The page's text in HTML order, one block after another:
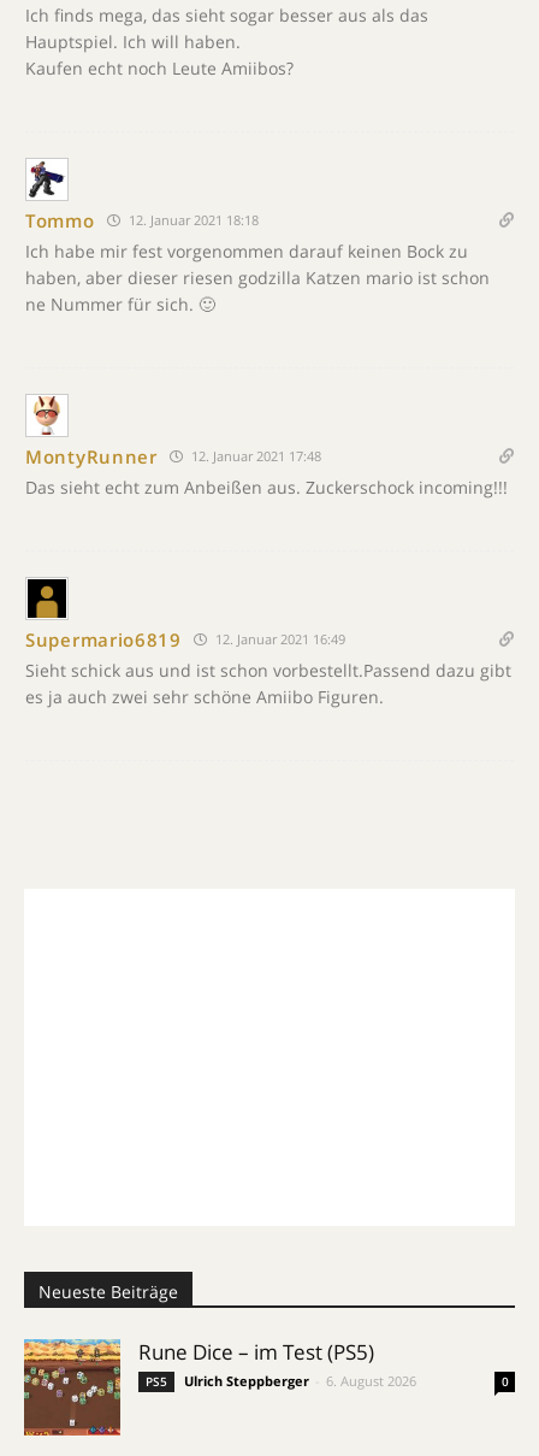
Ich finds mega, das sieht sogar besser aus als das
Hauptspiel. Ich will haben.
Kaufen echt noch Leute Amiibos?
Tommo 12. Januar 2021 18:18
Ich habe mir fest vorgenommen darauf keinen Bock zu
haben, aber dieser riesen godzilla Katzen mario ist schon
ne Nummer für sich. 🙂
MontyRunner 12. Januar 2021 17:48
Das sieht echt zum Anbeißen aus. Zuckerschock incoming!!!
Supermario6819 12. Januar 2021 16:49
Sieht schick aus und ist schon vorbestellt.Passend dazu gibt
es ja auch zwei sehr schöne Amiibo Figuren.
Neueste Beiträge
Rune Dice – im Test (PS5)
PS5 Ulrich Steppberger 6. August 2026 0